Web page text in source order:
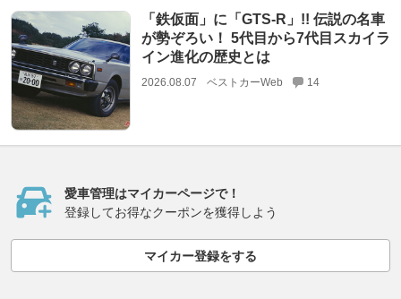
「鉄仮面」に「GTS-R」!! 伝説の名車
が勢ぞろい！ 5代目から7代目スカイラ
イン進化の歴史とは
2026.08.07 ベストカーWeb 14
愛車管理はマイカーページで！
登録してお得なクーポンを獲得しよう
マイカー登録をする